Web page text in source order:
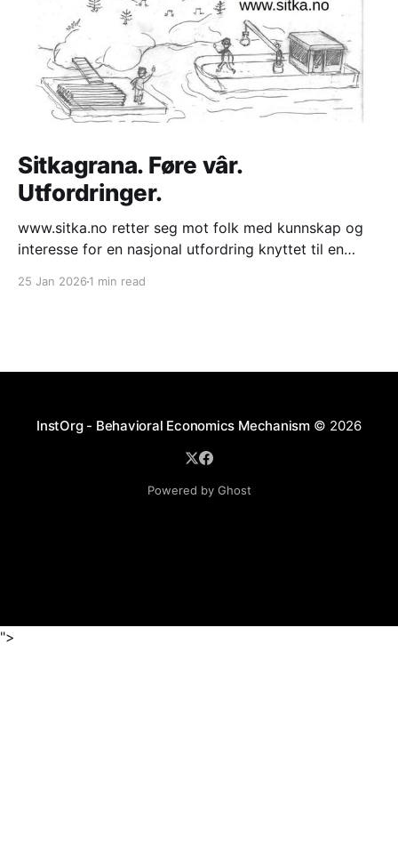
Sitkagrana. Føre vâr.
Utfordringer.
www.sitka.no retter seg mot folk med kunnskap og
interesse for en nasjonal utfordring knyttet til en
25 Jan 2026 1 min read
InstOrg - Behavioral Economics Mechanism © 2026
Powered by Ghost
">